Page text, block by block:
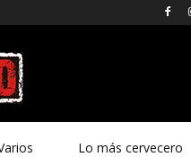
Lo más cervecero